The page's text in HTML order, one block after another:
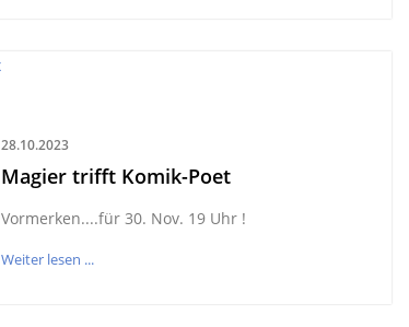
28.10.2023
Magier trifft Komik-Poet
Vormerken....für 30. Nov. 19 Uhr !
Weiter lesen ...